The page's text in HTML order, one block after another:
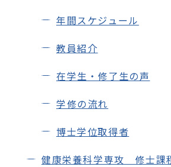
プライバシーポリシー
サイトマップ
年間スケジュール
教員紹介
在学生・修了生の声
学修の流れ
博士学位取得者
健康栄養科学専攻 修士課